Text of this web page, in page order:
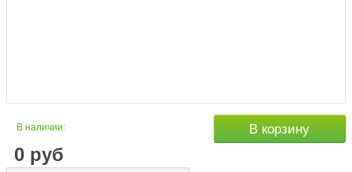
В наличии:
0 руб
В корзину